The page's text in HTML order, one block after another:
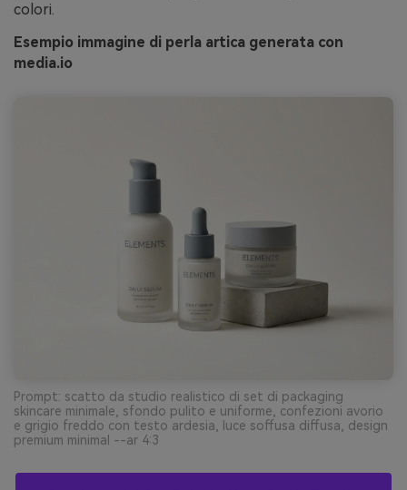
colori.
Esempio immagine di perla artica generata con
media.io
Prompt: scatto da studio realistico di set di packaging
skincare minimale, sfondo pulito e uniforme, confezioni avorio
e grigio freddo con testo ardesia, luce soffusa diffusa, design
premium minimal --ar 4:3